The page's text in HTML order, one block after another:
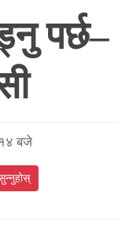
पर्छ–
बजे